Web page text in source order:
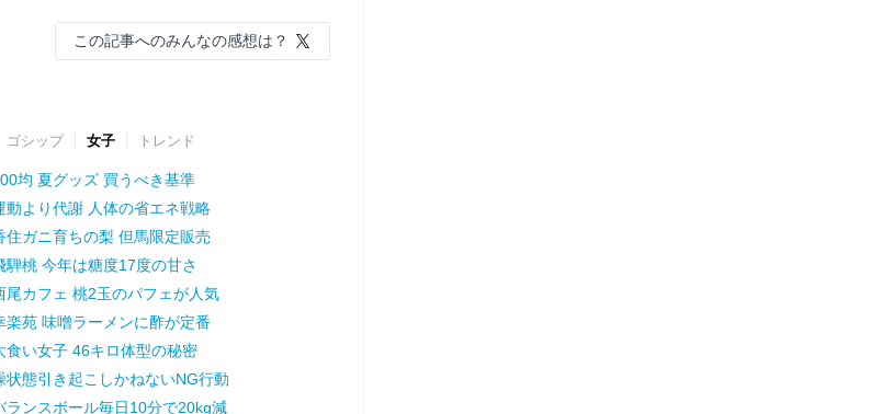
この記事へのみんなの感想は？
ゴシップ 女子 トレンド
均 夏グッズ 買うべき基準
動より代謝 人体の省エネ戦略
住ガニ育ちの梨 但馬限定販売
騨桃 今年は糖度17度の甘さ
尾カフェ 桃2玉のパフェが人気
楽苑 味噌ラーメンに酢が定番
食い女子 46キロ体型の秘密
状態引き起こしかねないNG行動
ランスボール毎日10分で20kg減